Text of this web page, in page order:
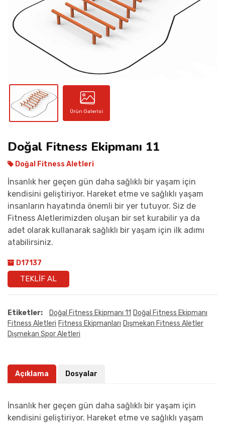
İLETIŞIM
Ürün Galerisi
Doğal Fitness Ekipmanı 11
Doğal Fitness Aletleri
İnsanlık her geçen gün daha sağlıklı bir yaşam için
kendisini geliştiriyor. Hareket etme ve sağlıklı yaşam
insanların hayatında önemli bir yer tutuyor. Siz de
Fitness Aletlerimizden oluşan bir set kurabilir ya da
adet olarak kullanarak sağlıklı bir yaşam için ilk adımı
atabilirsiniz.
D17137
TEKLIF AL
Etiketler: Doğal Fitness Ekipmanı 11 Doğal Fitness Ekipmanı
Fitness Aletleri Fitness Ekipmanları Dışmekan Fitness Aletler
Dışmekan Spor Aletleri
Açıklama Dosyalar
İnsanlık her geçen gün daha sağlıklı bir yaşam için
kendisini geliştiriyor. Hareket etme ve sağlıklı yaşam